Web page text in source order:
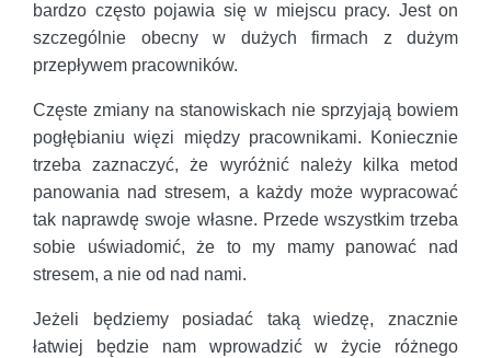
bardzo często pojawia się w miejscu pracy. Jest on
szczególnie obecny w dużych firmach z dużym
przepływem pracowników.
Częste zmiany na stanowiskach nie sprzyjają bowiem
pogłębianiu więzi między pracownikami. Koniecznie
trzeba zaznaczyć, że wyróżnić należy kilka metod
panowania nad stresem, a każdy może wypracować
tak naprawdę swoje własne. Przede wszystkim trzeba
sobie uświadomić, że to my mamy panować nad
stresem, a nie od nad nami.
Jeżeli będziemy posiadać taką wiedzę, znacznie
łatwiej będzie nam wprowadzić w życie różnego